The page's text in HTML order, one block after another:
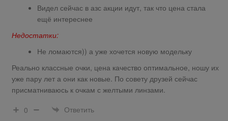
Видел сейчас в азс акции идут, так что цена стала
ещё интереснее
Недостатки:
Не ломаются)) а уже хочется новую модельку
Реально классные очки, цена качество оптимальное, ношу их
уже пару лет а они как новые. По совету друзей сейчас
присматниваюсь к очкам с желтыми линзами.
0
Ответить